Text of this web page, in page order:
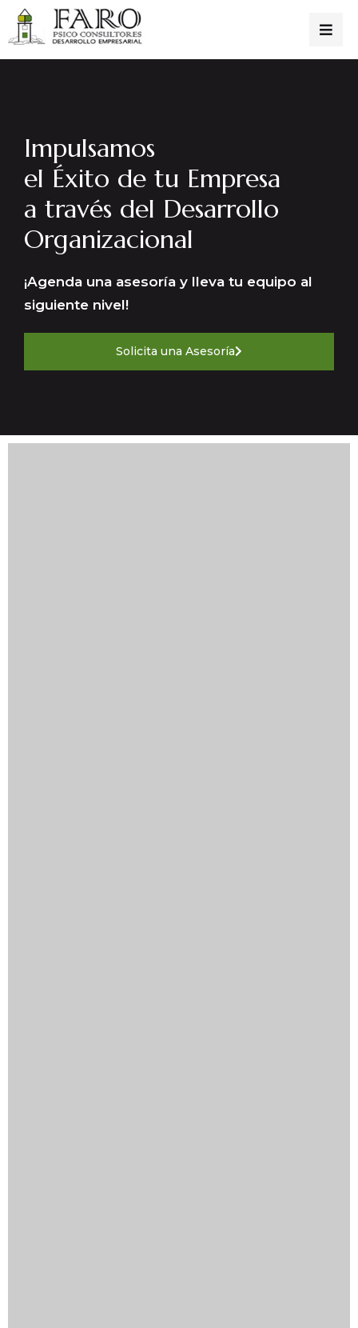
Impulsamos
el Éxito de tu Empresa
a través del Desarrollo
Organizacional
¡Agenda una asesoría y lleva tu equipo al
siguiente nivel!
Solicita una Asesoría